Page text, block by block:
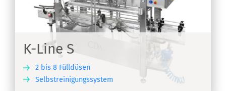
K-Line S
2 bis 8 Fülldüsen
Selbstreinigungssystem